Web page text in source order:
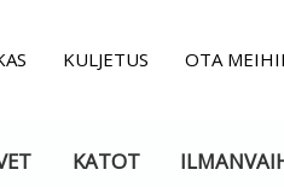
KULJETUS OTA
KATOT